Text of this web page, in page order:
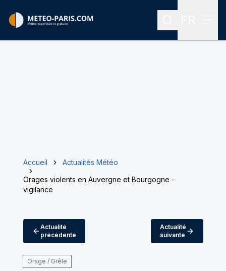
Rechercher
Accueil
Actualités Météo
Orages violents en Auvergne et Bourgogne -
vigilance
Actualité
précédente
Actualité
suivante
Orage / Grêle